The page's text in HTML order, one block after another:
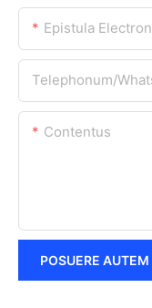
Epistula
Telephonum/
Contentus
POSUERE